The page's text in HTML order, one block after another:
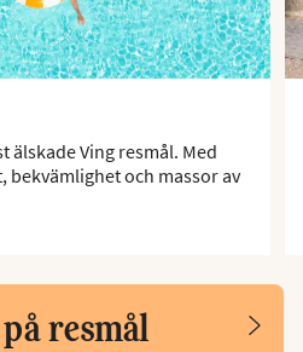
älskade Ving resmål. Med
bekvämlighet och massor av
resmål